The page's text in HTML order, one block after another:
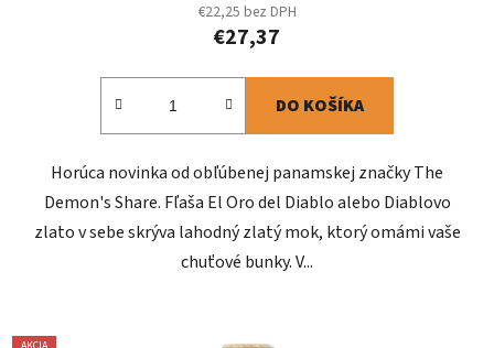
€22,25 bez DPH
€27,37
DO KOŠÍKA
Horúca novinka od obľúbenej panamskej značky The
Demon's Share. Fľaša El Oro del Diablo alebo Diablovo
zlato v sebe skrýva lahodný zlatý mok, ktorý omámi vaše
chuťové bunky. V...